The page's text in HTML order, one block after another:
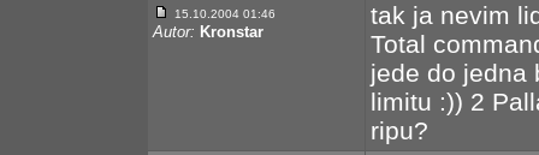
15.10.2004 01:46
Autor: Kronstar
tak ja nevim
Total
jede do jedna
limitu :)) 2
ripu?